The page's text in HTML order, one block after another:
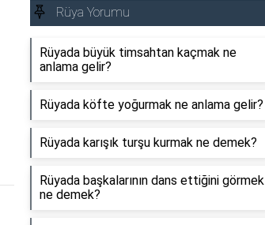
Rüya Yorumu
Rüyada büyük timsahtan kaçmak ne
anlama gelir?
Rüyada köfte yoğurmak ne anlama gelir?
Rüyada karışık turşu kurmak ne demek?
Rüyada başkalarının dans ettiğini görmek
ne demek?